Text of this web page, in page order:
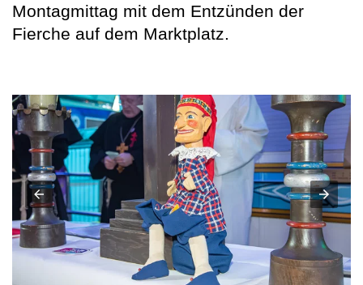
Montagmittag mit dem Entzünden der
Fierche auf dem Marktplatz.